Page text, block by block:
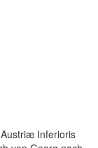
Inferioris